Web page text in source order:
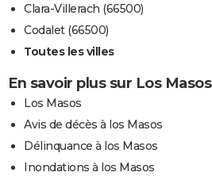
Clara-Villerach (66500)
Codalet (66500)
Toutes les villes
En savoir plus sur Los Masos
Los Masos
Avis de décès à los Masos
Délinquance à los Masos
Inondations à los Masos